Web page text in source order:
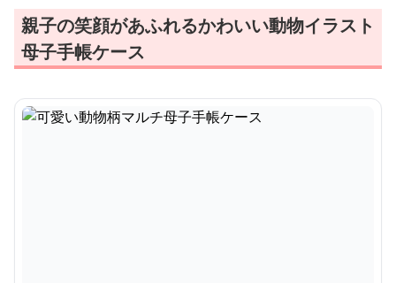
親子の笑顔があふれるかわいい動物イラスト
母子手帳ケース